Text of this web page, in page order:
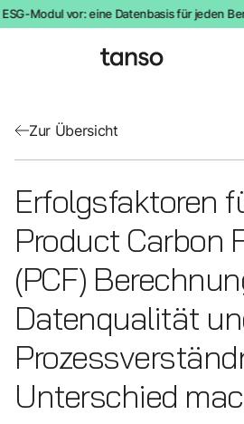
Modul vor: eine Datenbasis für jeden
Zur Übersicht
Erfolgsfaktoren
Product Carbon
(PCF)
Datenqualität
Unterschied